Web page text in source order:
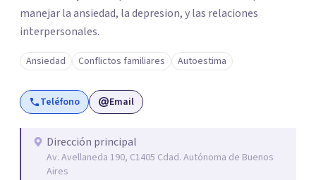
manejar la ansiedad, la depresion, y las relaciones
interpersonales.
Ansiedad Conflictos familiares Autoestima
Teléfono Email
Dirección principal
Av. Avellaneda 190, C1405 Cdad. Autónoma de Buenos
Aires